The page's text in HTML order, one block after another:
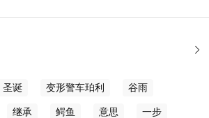

圣诞 变形警车珀利 谷雨
继承 鳄鱼 意思 一步